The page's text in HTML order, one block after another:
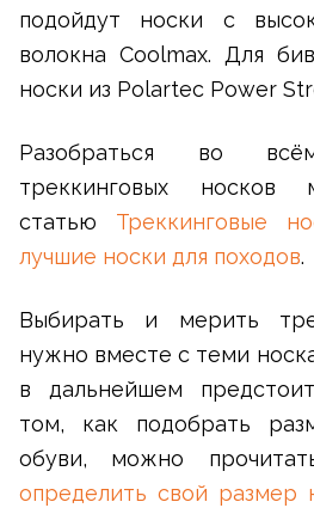
подойдут носки с
волокна Coolmax. Для
носки из Polartec Power
Разобраться во
треккинговых носков
статью Треккинговые
лучшие носки для походов.
Выбирать и мерить
нужно вместе с теми
в дальнейшем
том, как подобрать
обуви, можно
определить свой размер